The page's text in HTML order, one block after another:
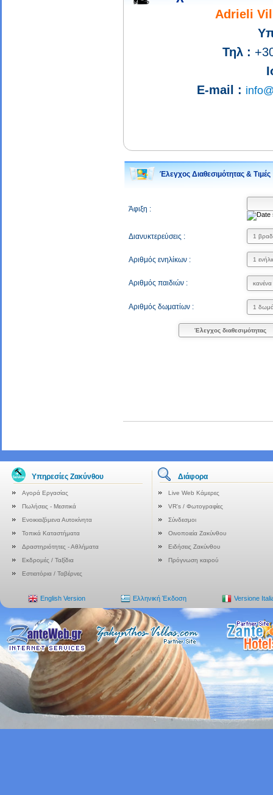
Adrieli
Τηλ :
E-mail :
Έλεγχος Διαθεσιμότητας & Τιμές
Άφιξη :
Διανυκτερεύσεις :
Αριθμός ενηλίκων :
Αριθμός παιδιών :
Αριθμός δωματίων :
Έλεγχος διαθεσιμότητας
Υπηρεσίες Ζακύνθου Διάφορα
Αγορά Εργασίας
Live Web Κάμερες
Πωλήσεις - Μεσιτικά
VR's / Φωτογραφίες
Ενοικιαζόμενα Αυτοκίνητα
Σύνδεσμοι
Τοπικά Καταστήματα
Οινοποιεία Ζακύνθου
Δραστηριότητες - Αθλήματα
Ειδήσεις Ζακύνθου
Εκδρομές / Ταξίδια
Πρόγνωση καιρού
Εστιατόρια / Ταβέρνες
English Version Ελληνική Έκδοση Versione